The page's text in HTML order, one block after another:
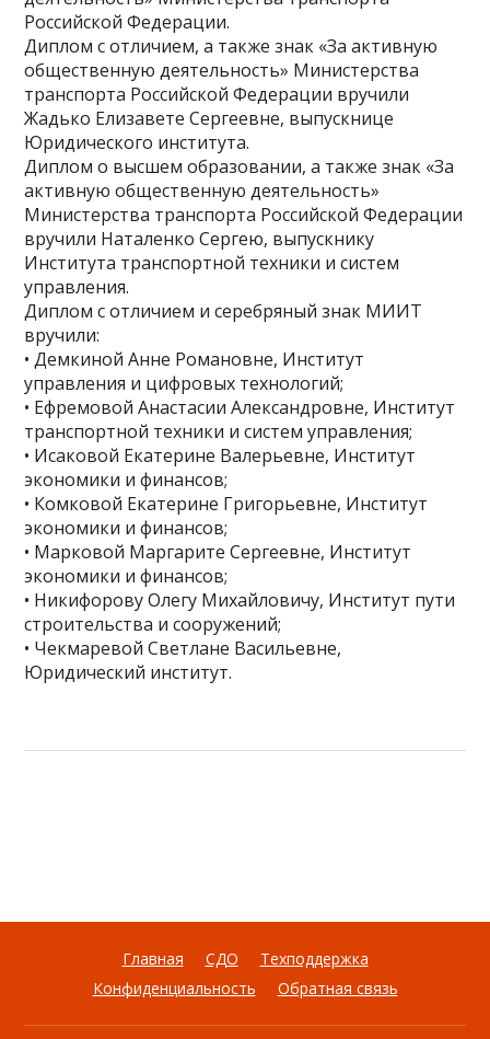
Российской Федерации.
Диплом с отличием, а также знак «За активную
общественную деятельность» Министерства
транспорта Российской Федерации вручили
Жадько Елизавете Сергеевне, выпускнице
Юридического института.
Диплом о высшем образовании, а также знак «За
активную общественную деятельность»
Министерства транспорта Российской Федерации
вручили Наталенко Сергею, выпускнику
Института транспортной техники и систем
управления.
Диплом с отличием и серебряный знак МИИТ
вручили:
• Демкиной Анне Романовне, Институт
управления и цифровых технологий;
• Ефремовой Анастасии Александровне, Институт
транспортной техники и систем управления;
• Исаковой Екатерине Валерьевне, Институт
экономики и финансов;
• Комковой Екатерине Григорьевне, Институт
экономики и финансов;
• Марковой Маргарите Сергеевне, Институт
экономики и финансов;
• Никифорову Олегу Михайловичу, Институт пути
строительства и сооружений;
• Чекмаревой Светлане Васильевне,
Юридический институт.
Главная СДО
Техподдержка
Конфиденциальность
Обратная связь